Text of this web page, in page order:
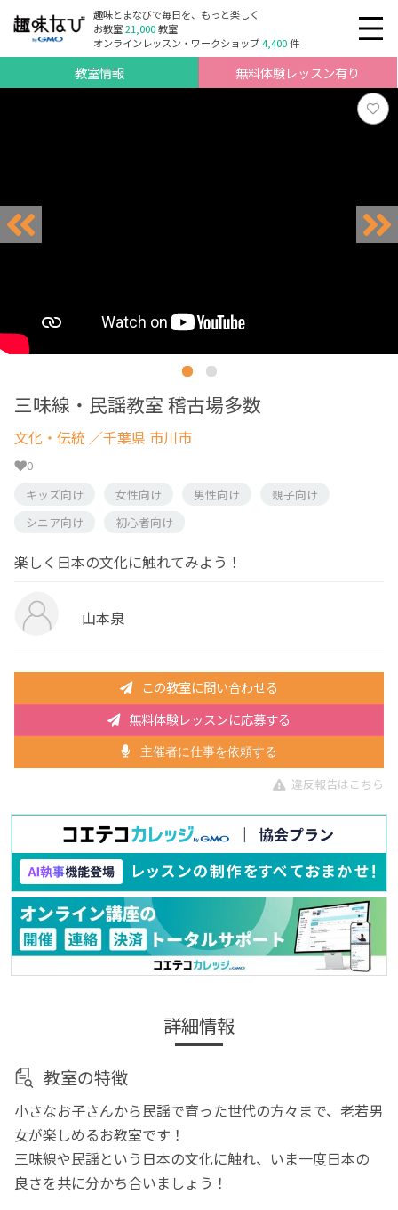
趣味とまなびで毎日を、もっと楽しく
お教室21,000教室
オンラインレッスン・ワークショップ4,400件
教室情報 無料体験レッスン有り
三味線・民謡教室 稽古場多数
文化・伝統 ／千葉県 市川市
0
キッズ向け
女性向け 男性向け
親子向け
シニア向け
初心者向け
楽しく日本の文化に触れてみよう！
山本泉
この教室に問い合わせる
無料体験レッスンに応募する
主催者に仕事を依頼する
違反報告はこちら
詳細情報
教室の特徴
小さなお子さんから民謡で育った世代の方々まで、老若男
女が楽しめるお教室です！
三味線や民謡という日本の文化に触れ、いま一度日本の
良さを共に分かち合いましょう！